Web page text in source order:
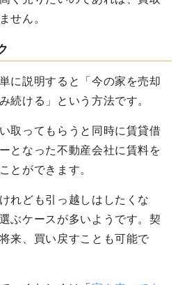
せん。
に説明すると「今の家を売却
続ける」という方法です。
取ってもらうと同時に賃貸借
となった不動産会社に賃料を
とができます。
れども引っ越しはしたくな
ぶケースが多いようです。契
来、買い戻すことも可能で